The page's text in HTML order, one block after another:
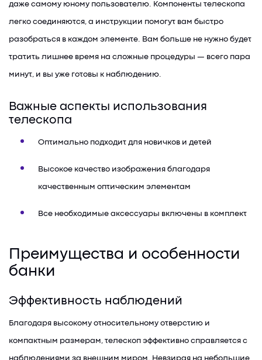
даже самому юному пользователю. Компоненты телескопа
легко соединяются, а инструкции помогут вам быстро
разобраться в каждом элементе. Вам больше не нужно будет
тратить лишнее время на сложные процедуры — всего пара
минут, и вы уже готовы к наблюдению.
Важные аспекты использования
телескопа
Оптимально подходит для новичков и детей
Высокое качество изображения благодаря
качественным оптическим элементам
Все необходимые аксессуары включены в комплект
Преимущества и особенности
банки
Эффективность наблюдений
Благодаря высокому относительному отверстию и
компактным размерам, телескоп эффективно справляется с
наблюдениями за внешним миром. Невзирая на небольшие